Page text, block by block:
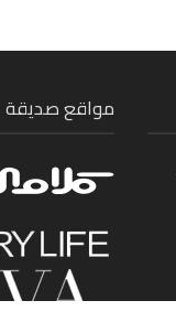
مواقع صديقة